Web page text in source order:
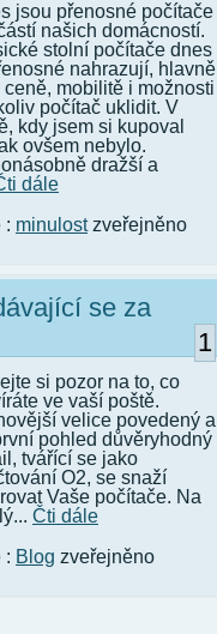
jsou přenosné počítače
našich domácností.
stolní počítače dnes
nahrazují, hlavně
ceně, mobilitě i možnosti
počítač uklidit. V
kdy jsem si kupoval
ovšem nebylo.
dražší a
dále
: minulostzveřejněno
se za
1
si pozor na to, co
ve vaší poště.
velice povedený a
pohled důvěryhodný
tvářící se jako
O2, se snaží
Vaše počítače. Na
Čti dále
: Blog zveřejněno